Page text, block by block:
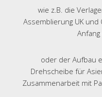
wie z.B. die
Assemblierung UK
oder der Aufbau
Drehscheibe für
Zusammenarbeit mit